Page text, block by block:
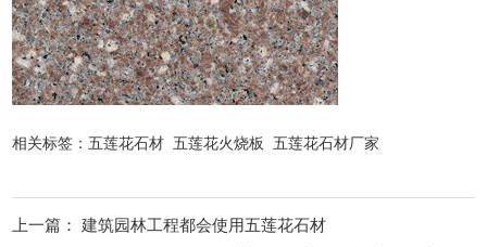
相关标签： 五莲花石材 五莲花火烧板 五莲花石材厂家
上一篇： 建筑园林工程都会使用五莲花石材